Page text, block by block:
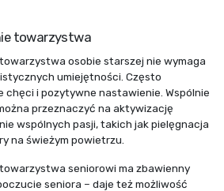
towarzystwa
osobie starszej nie wymaga
umiejętności. Często
chęci i pozytywne nastawienie. Wspólnie
przeznaczyć na aktywizację
wspólnych pasji, takich jak pielęgnacja
na świeżym powietrzu.
seniorowi ma zbawienny
seniora – daje też możliwość